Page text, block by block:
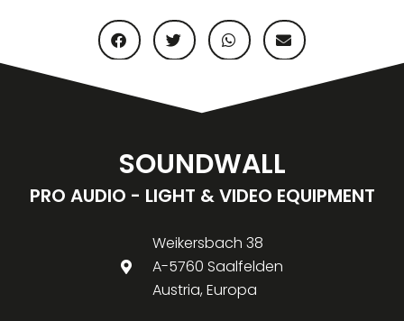
SOUNDWALL
PRO AUDIO - LIGHT & VIDEO EQUIPMENT
Weikersbach 38
A-5760 Saalfelden
Austria, Europa